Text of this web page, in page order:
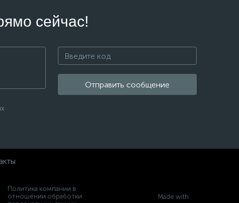
сейчас!
Отправить сообщение
Политика компании в
отношении обработки
Made with